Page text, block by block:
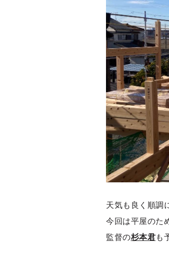
天気も良く順調
今回は平屋のた
監督の杉本君も